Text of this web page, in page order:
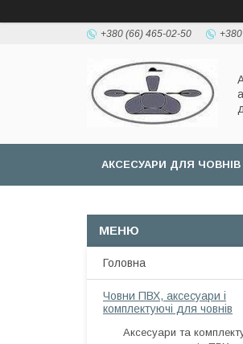
+380 (66) 465-02-50
АКСЕСУАРИ ДЛЯ ЧОВНІВ
Головна
Човни ПВХ, аксесуари і
комплектуючі для човнів
Аксесуари та